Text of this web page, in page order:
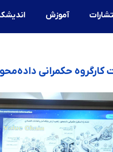
آموزش
حکمرانی